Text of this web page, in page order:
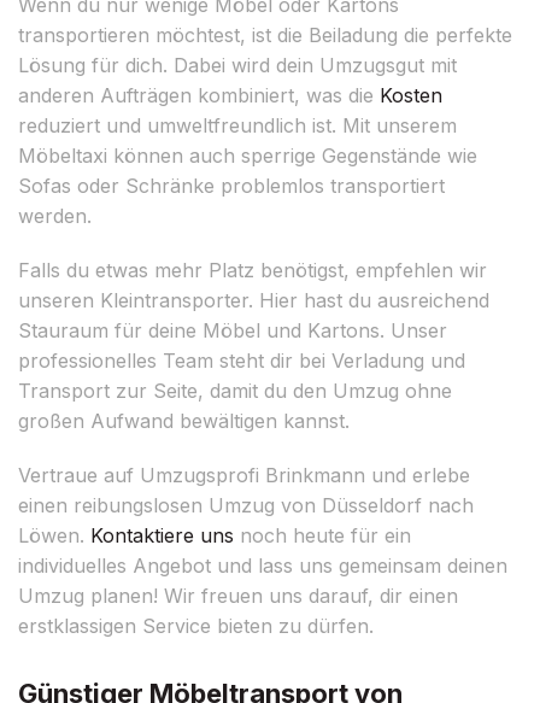
transportieren möchtest, ist die Beiladung die perfekte
Lösung für dich. Dabei wird dein Umzugsgut mit
anderen Aufträgen kombiniert, was die Kosten
reduziert und umweltfreundlich ist. Mit unserem
Möbeltaxi können auch sperrige Gegenstände wie
Sofas oder Schränke problemlos transportiert
werden.
Falls du etwas mehr Platz benötigst, empfehlen wir
unseren Kleintransporter. Hier hast du ausreichend
Stauraum für deine Möbel und Kartons. Unser
professionelles Team steht dir bei Verladung und
Transport zur Seite, damit du den Umzug ohne
großen Aufwand bewältigen kannst.
Vertraue auf Umzugsprofi Brinkmann und erlebe
einen reibungslosen Umzug von Düsseldorf nach
Löwen. Kontaktiere uns noch heute für ein
individuelles Angebot und lass uns gemeinsam deinen
Umzug planen! Wir freuen uns darauf, dir einen
erstklassigen Service bieten zu dürfen.
Günstiger Möbeltransport von